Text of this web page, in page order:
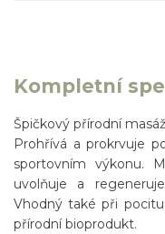
Kompletní
Špičkový přírodní
Prohřívá a prokrvuje
sportovním výkonu.
uvolňuje a
Vhodný také při
přírodní bioprodukt.